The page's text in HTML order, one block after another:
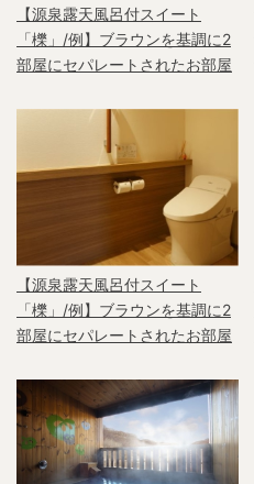
【源泉露天風呂付スイート
「櫟」/例】ブラウンを基調に2
部屋にセパレートされたお部屋
【源泉露天風呂付スイート
「櫟」/例】ブラウンを基調に2
部屋にセパレートされたお部屋